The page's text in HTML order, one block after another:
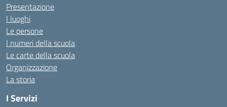
Presentazione
I luoghi
Le persone
I numeri della scuola
Le carte della scuola
Organizzazione
La storia
I Servizi